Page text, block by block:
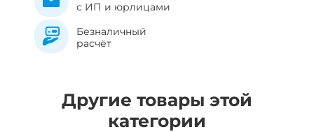
с ИП и юрлицами
Безналичный
расчёт
Другие товары этой
категории